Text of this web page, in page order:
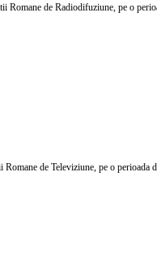
de Radiodifuziune, pe o
de Televiziune, pe o perioada